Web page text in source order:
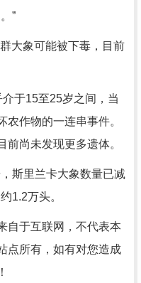
”
大象可能被下毒，目前
于15至25岁之间，当
作物的一连串事件。
尚未发现更多遗体。
斯里兰卡大象数量已减
1.2万头。
自于互联网，不代表本
点所有，如有对您造成